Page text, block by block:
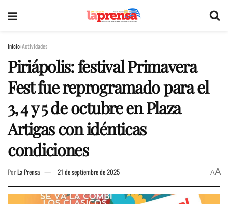
Inicio Actividades
Piriápolis: festival Primavera
Fest fue reprogramado para el
3, 4 y 5 de octubre en Plaza
Artigas con idénticas
condiciones
PorLa Prensa 21 de septiembre de 2025 AA